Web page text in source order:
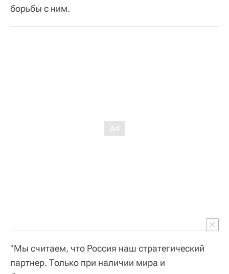
борьбы с ним.
"Мы считаем, что Россия наш стратегический
партнер. Только при наличии мира и